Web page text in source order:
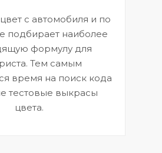
с автомобиля и по
подбирает наиболее
формулу для
Тем самым
время на поиск кода
тестовые выкрасы
цвета.